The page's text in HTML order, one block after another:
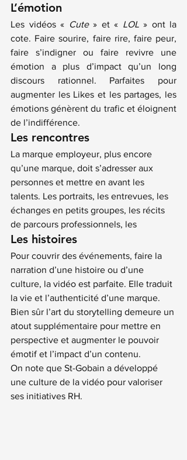
L’émotion
Les vidéos « Cute » et « LOL » ont la
cote. Faire sourire, faire rire, faire peur,
faire s’indigner ou faire revivre une
émotion a plus d’impact qu’un long
discours rationnel. Parfaites pour
augmenter les Likes et les partages, les
émotions génèrent du trafic et éloignent
de l’indifférence.
Les rencontres
La marque employeur, plus encore
qu’une marque, doit s’adresser aux
personnes et mettre en avant les
talents. Les portraits, les entrevues, les
échanges en petits groupes, les récits
de parcours professionnels, les
Les histoires
Pour couvrir des événements, faire la
narration d’une histoire ou d’une
culture, la vidéo est parfaite. Elle traduit
la vie et l’authenticité d’une marque.
Bien sûr l’art du storytelling demeure un
atout supplémentaire pour mettre en
perspective et augmenter le pouvoir
émotif et l’impact d’un contenu.
On note que St-Gobain a développé
une culture de la vidéo pour valoriser
ses initiatives RH.